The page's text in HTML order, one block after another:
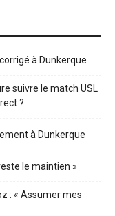
à Dunkerque
suivre le match USL
?
à Dunkerque
le maintien »
: « Assumer mes